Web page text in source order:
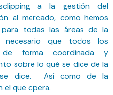
a la gestión del
al mercado, como hemos
todas las áreas de la
que todos los
de forma coordinada y
sobre lo qué se dice de la
se dice. Así como de la
el que opera.